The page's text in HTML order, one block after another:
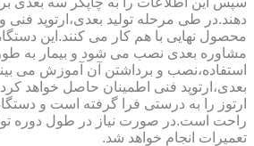
دهند.در طی مرحله تولید بعدی،ارتوپد فنی و
محصول نهایی با هم کار می کنند.این
مشاوره بعدی نصب می شود و بیمار به
استفاده،نصب و برداشتن آن آموزش می
بعدی،ارتوپد فنی اطمینان حاصل خواهد
ارتوز را به درستی فرا گرفته است و
راحت است.در صورت نیاز در طول دوره
تعمیرات انجام خواهد شد.